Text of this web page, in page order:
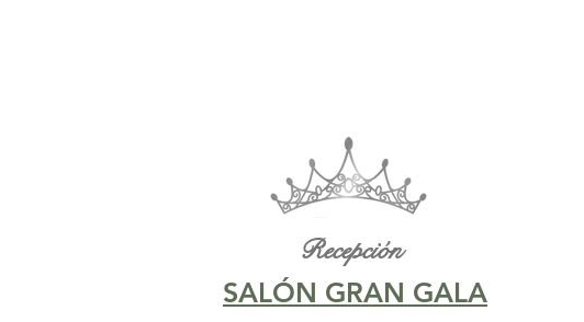
Recepción
SALÓN GRAN GALA